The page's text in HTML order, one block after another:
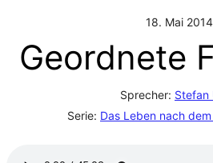
18. Mai 2014
Geordnete
Sprecher: Stefan
Serie: Das Leben nach